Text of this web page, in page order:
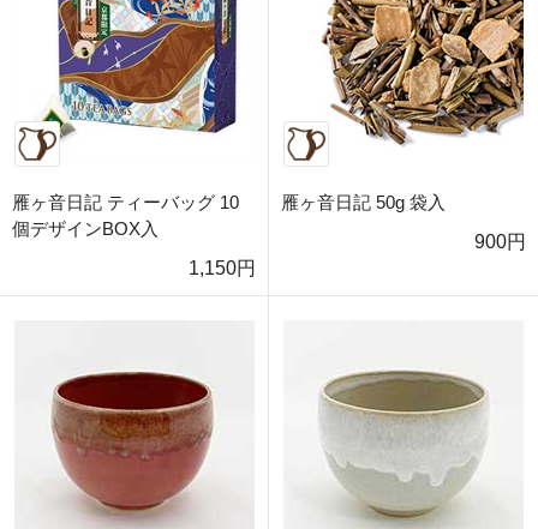
雁ヶ音日記 ティーバッグ 10
個デザインBOX入
1,150円
雁ヶ音日記 50g 袋入
900円